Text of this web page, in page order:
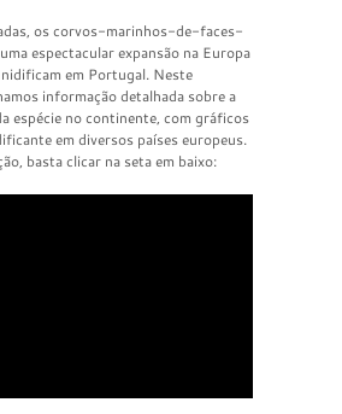
os corvos-marinhos-de-faces-
espectacular expansão na Europa
em Portugal. Neste
informação detalhada sobre a
espécie no continente, com gráficos
em diversos países europeus.
basta clicar na seta em baixo: